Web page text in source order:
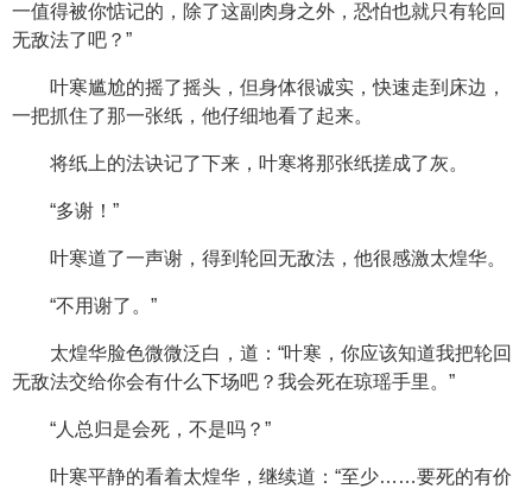
一值得被你惦记的，除了这副肉身之外，恐怕也就只有轮回
无敌法了吧？”
叶寒尴尬的摇了摇头，但身体很诚实，快速走到床边，
一把抓住了那一张纸，他仔细地看了起来。
将纸上的法诀记了下来，叶寒将那张纸搓成了灰。
“多谢！”
叶寒道了一声谢，得到轮回无敌法，他很感激太煌华。
“不用谢了。”
太煌华脸色微微泛白，道：“叶寒，你应该知道我把轮回
无敌法交给你会有什么下场吧？我会死在琼瑶手里。”
“人总归是会死，不是吗？”
叶寒平静的看着太煌华，继续道：“至少……要死的有价